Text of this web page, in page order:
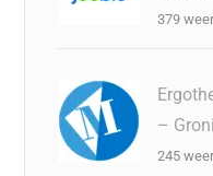
379
–
245